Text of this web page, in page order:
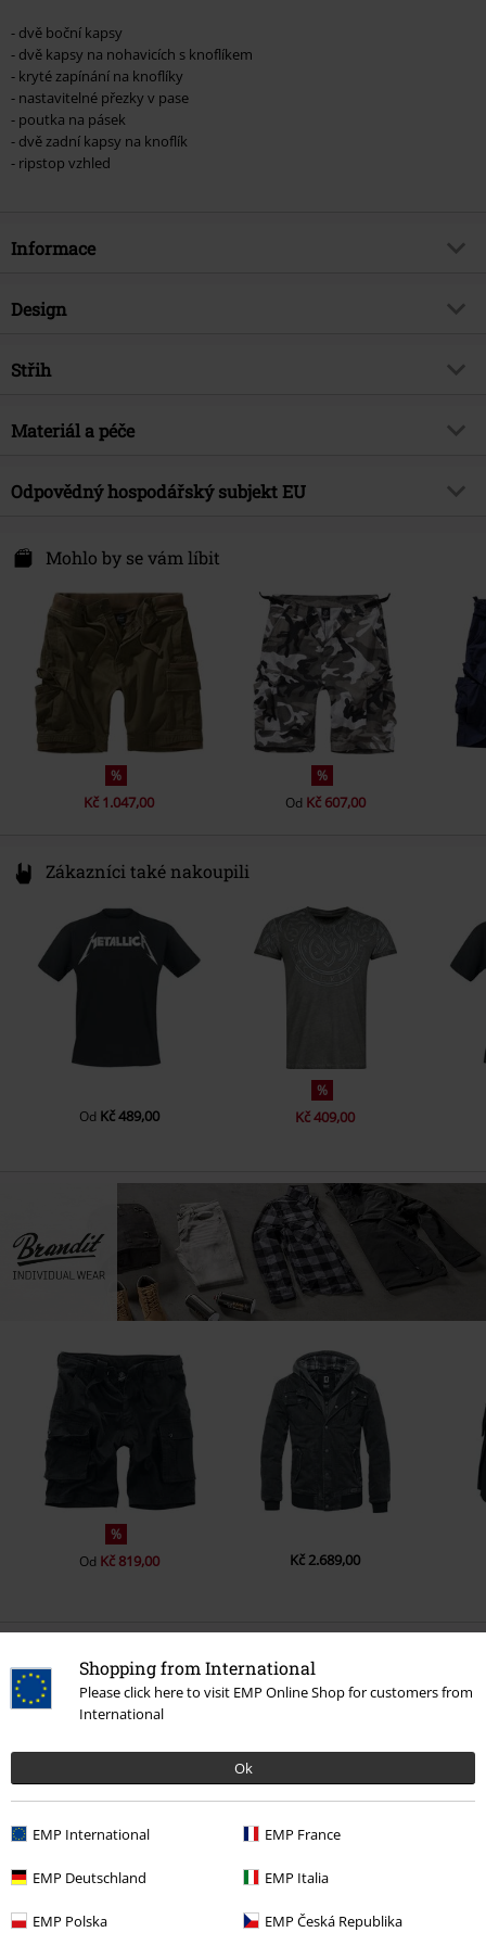
Shopping from International
Please click here to visit EMP Online Shop for customers from
International
Ok
EMP International EMP France
EMP Deutschland EMP Italia
EMP Polska EMP Česká Republika
- dvě boční kapsy
- dvě kapsy na nohavicích s knoflíkem
- kryté zapínání na knoflíky
- nastavitelné přezky v pase
- poutka na pásek
- dvě zadní kapsy na knoflík
- ripstop vzhled
Informace
Zboží č.
Brand
Datum vydání
Design
Typ výrobku
Barva
Střih
Délka
Materiál a péče
Vrchní materiál
100% bavlna
Odpovědný hospodářský subjekt EU
Spichernstraße 6A
Germany
info@brandit-wear.com
Mohlo by se vám líbit
%
Kč 1.047,00
%
Od Kč 607,00
Zákazníci také nakoupili
Od Kč 489,00
%
Kč 409,00
%
Od Kč 819,00 Kč 2.689,00
0 Hodnocení
Podělte se o váš názor "Šortky BDU Ripstop".
Napsat hodnocení